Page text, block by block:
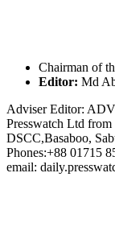
Chairman of
Editor: Md
Adviser Editor:
Presswatch Ltd
DSCC,Basaboo,
Phones:+88 01715
email: